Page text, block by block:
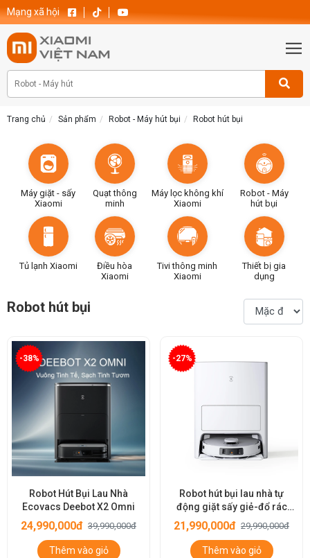
Mạng xã hội
Trang chủ Sản phẩm Robot - Máy hút bụi Robot hút bụi
Máy giặt - sấy
Xiaomi
Tủ lạnh Xiaomi
Quạt thông
minh
Điều hòa
Xiaomi
Máy lọc không khí
Xiaomi
Tivi thông minh
Xiaomi
Robot - Máy
hút bụi
Thiết bị gia
dụng
Robot hút bụi
-38%
Robot Hút Bụi Lau Nhà
Ecovacs Deebot X2 Omni
24,990,000đ 39,990,000đ
Thêm vào giỏ
-27%
Robot hút bụi lau nhà tự
động giặt sấy giẻ-đổ rác
Ecovacs Deebot T20 Omni
21,990,000đ 29,990,000đ
Thêm vào giỏ